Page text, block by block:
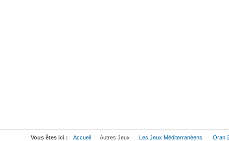
Vous êtes ici : Accueil Autres Jeux Les Jeux Méditerranéens Oran